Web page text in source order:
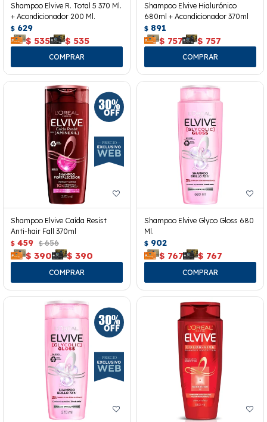
Shampoo Elvive R. Total 5 370 Ml.
+ Acondicionador 200 Ml.
$ 629
$ 535 $ 535
Shampoo Elvive Hialurónico
680ml + Acondicionador 370ml
$ 891
$ 757 $ 757
Shampoo Elvive Caída Resist
Anti-hair Fall 370ml
$ 459 $ 656
$ 390 $ 390
Shampoo Elvive Glyco Gloss 680
Ml.
$ 902
$ 767 $ 767